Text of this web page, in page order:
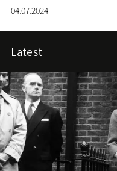
04.07.2024
Latest